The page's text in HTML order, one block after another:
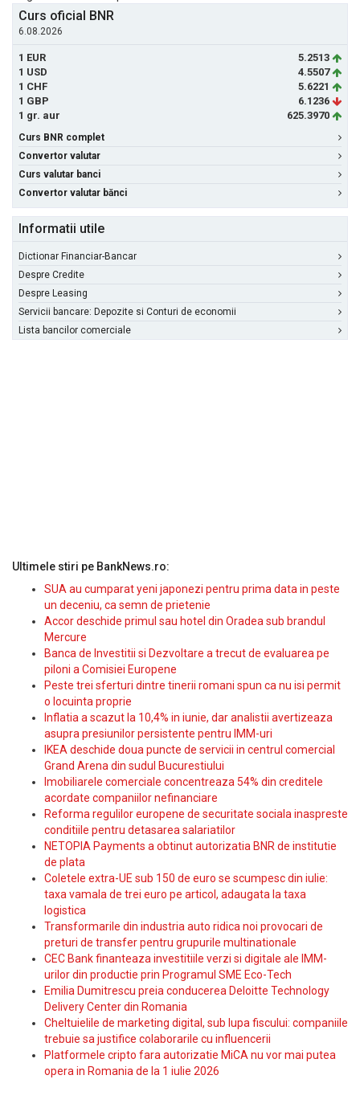
Curs oficial BNR
6.08.2026
1 EUR
5.2513
1 USD
4.5507
1 CHF
5.6221
1 GBP
6.1236
1 gr. aur
625.3970
Curs BNR complet
Convertor valutar
Curs valutar banci
Convertor valutar bănci
Informatii utile
Dictionar Financiar-Bancar
Despre Credite
Despre Leasing
Servicii bancare: Depozite si Conturi de economii
Lista bancilor comerciale
Ultimele stiri pe BankNews.ro:
SUA au cumparat yeni japonezi pentru prima data in peste
un deceniu, ca semn de prietenie
Accor deschide primul sau hotel din Oradea sub brandul
Mercure
Banca de Investitii si Dezvoltare a trecut de evaluarea pe
piloni a Comisiei Europene
Peste trei sferturi dintre tinerii romani spun ca nu isi permit
o locuinta proprie
Inflatia a scazut la 10,4% in iunie, dar analistii avertizeaza
asupra presiunilor persistente pentru IMM-uri
IKEA deschide doua puncte de servicii in centrul comercial
Grand Arena din sudul Bucurestiului
Imobiliarele comerciale concentreaza 54% din creditele
acordate companiilor nefinanciare
Reforma regulilor europene de securitate sociala inaspreste
conditiile pentru detasarea salariatilor
NETOPIA Payments a obtinut autorizatia BNR de institutie
de plata
Coletele extra-UE sub 150 de euro se scumpesc din iulie:
taxa vamala de trei euro pe articol, adaugata la taxa
logistica
Transformarile din industria auto ridica noi provocari de
preturi de transfer pentru grupurile multinationale
CEC Bank finanteaza investitiile verzi si digitale ale IMM-
urilor din productie prin Programul SME Eco-Tech
Emilia Dumitrescu preia conducerea Deloitte Technology
Delivery Center din Romania
Cheltuielile de marketing digital, sub lupa fiscului: companiile
trebuie sa justifice colaborarile cu influencerii
Platformele cripto fara autorizatie MiCA nu vor mai putea
opera in Romania de la 1 iulie 2026